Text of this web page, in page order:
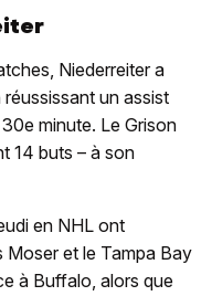
Niederreiter a
un assist
minute. Le Grison
14 buts – à son
en NHL ont
Moser et le Tampa Bay
à Buffalo, alors que